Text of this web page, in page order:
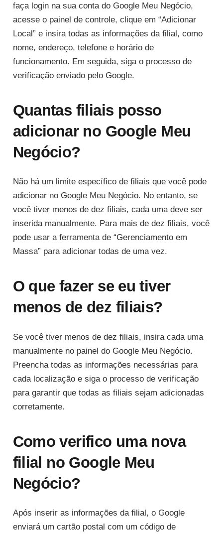
faça login na sua conta do Google Meu Negócio,
acesse o painel de controle, clique em “Adicionar
Local” e insira todas as informações da filial, como
nome, endereço, telefone e horário de
funcionamento. Em seguida, siga o processo de
verificação enviado pelo Google.
Quantas filiais posso
adicionar no Google Meu
Negócio?
Não há um limite específico de filiais que você pode
adicionar no Google Meu Negócio. No entanto, se
você tiver menos de dez filiais, cada uma deve ser
inserida manualmente. Para mais de dez filiais, você
pode usar a ferramenta de “Gerenciamento em
Massa” para adicionar todas de uma vez.
O que fazer se eu tiver
menos de dez filiais?
Se você tiver menos de dez filiais, insira cada uma
manualmente no painel do Google Meu Negócio.
Preencha todas as informações necessárias para
cada localização e siga o processo de verificação
para garantir que todas as filiais sejam adicionadas
corretamente.
Como verifico uma nova
filial no Google Meu
Negócio?
Após inserir as informações da filial, o Google
enviará um cartão postal com um código de